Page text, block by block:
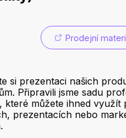
Prodejní
si prezentaci našich
Připravili jsme sadu
které můžete ihned využít
prezentacích nebo